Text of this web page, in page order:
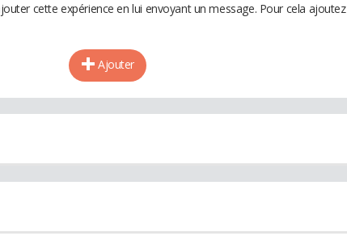
cette expérience en lui envoyant un message. Pour cela ajoutez
Ajouter